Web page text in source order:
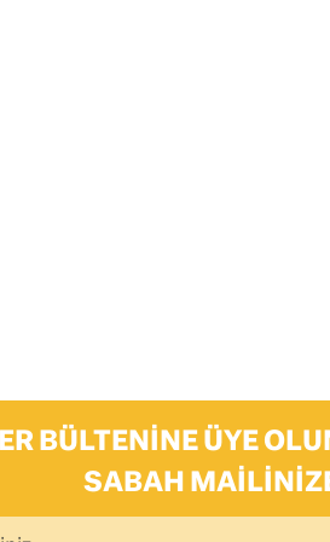
BÜLTENINE ÜYE
SABAH